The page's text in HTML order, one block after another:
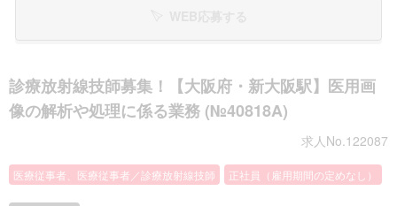
診療放射線技師募集！【大阪府・新大阪駅】医用画
像の解析や処理に係る業務 (№40818A)
求人No.122087
医療従事者、医療従事者／診療放射線技師 正社員（雇用期間の定めなし）